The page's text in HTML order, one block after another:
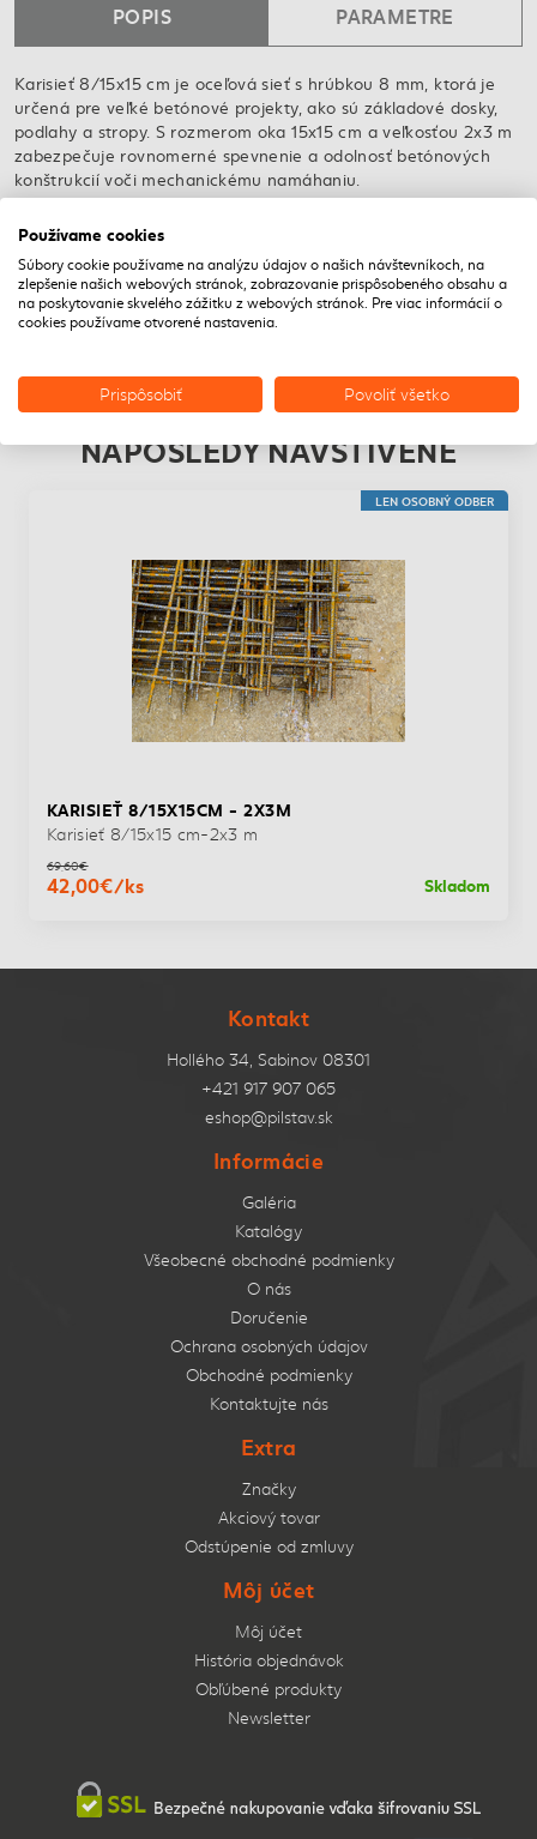
POPIS PARAMETRE
Karisieť 8/15x15 cm je oceľová sieť s hrúbkou 8 mm, ktorá je
určená pre veľké betónové projekty, ako sú základové dosky,
podlahy a stropy. S rozmerom oka 15x15 cm a veľkosťou 2x3 m
zabezpečuje rovnomerné spevnenie a odolnosť betónových
konštrukcií voči mechanickému namáhaniu.
Kľúčové vlastnosti:
Hrúbka 8 mm pre maximálnu pevnosť.
Odolnosť voči mechanickému namáhaniu.
Jednoduchá montáž a manipulácia.
Ideálna pre rozsiahle stavebné projekty, kde je potrebná
maximálna pevnosť a odolnosť.
NAPOSLEDY NAVŠTÍVENÉ
LEN OSOBNÝ ODBER
KARISIEŤ 8/15X15CM - 2X3M
Karisieť 8/15x15 cm-2x3 m
69,60€
42,00€/ks Skladom
Kontakt
Hollého 34, Sabinov 08301
+421 917 907 065
eshop@pilstav.sk
Informácie
Galéria
Katalógy
Všeobecné obchodné podmienky
O nás
Doručenie
Ochrana osobných údajov
Obchodné podmienky
Kontaktujte nás
Extra
Značky
Akciový tovar
Odstúpenie od zmluvy
Môj účet
Môj účet
História objednávok
Obľúbené produkty
Newsletter
Používame cookies
Súbory cookie používame na analýzu údajov o našich návštevníkoch, na
zlepšenie našich webových stránok, zobrazovanie prispôsobeného obsahu a
na poskytovanie skvelého zážitku z webových stránok. Pre viac informácií o
cookies používame otvorené nastavenia.
Prispôsobiť Povoliť všetko